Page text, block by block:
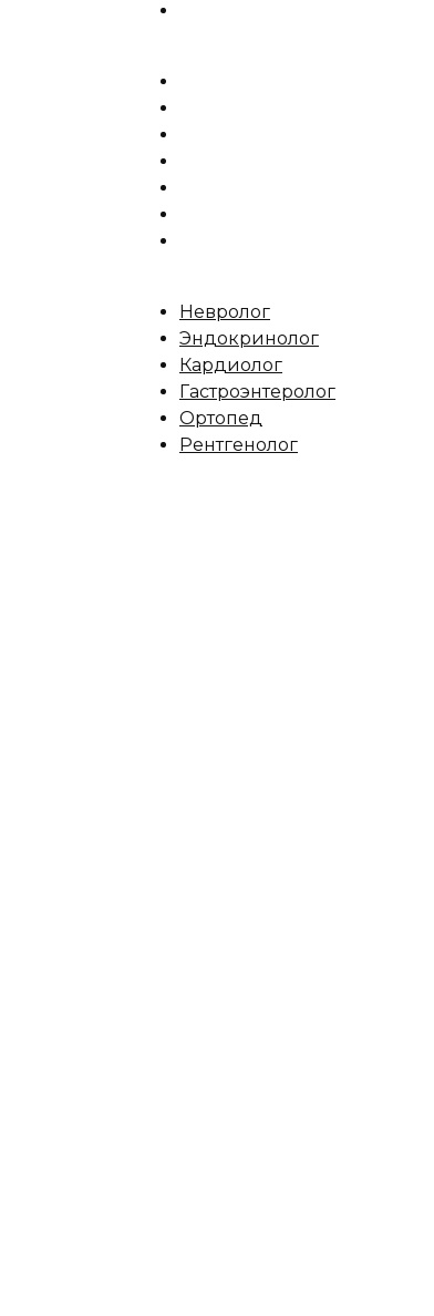
Невролог
Эндокринолог
Кардиолог
Гастроэнтеролог
Ортопед
Рентгенолог